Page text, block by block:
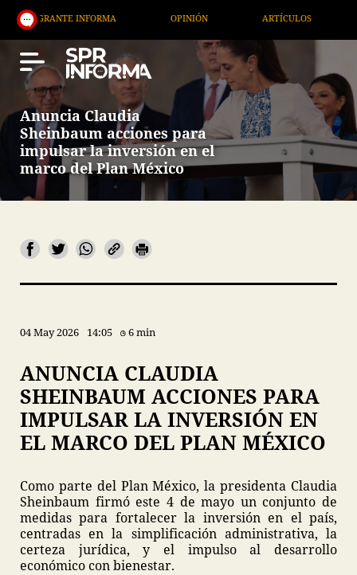
INFORMA OPINIÓN ARTÍCULOS ARTE /
Anuncia Claudia
Sheinbaum acciones para
impulsar la inversión en el
marco del Plan México
04 May 2026 14:05 6 min
ANUNCIA CLAUDIA
SHEINBAUM ACCIONES PARA
IMPULSAR LA INVERSIÓN EN
EL MARCO DEL PLAN MÉXICO
Como parte del Plan México, la presidenta Claudia
Sheinbaum firmó este 4 de mayo un conjunto de
medidas para fortalecer la inversión en el país,
centradas en la simplificación administrativa, la
certeza jurídica, y el impulso al desarrollo
económico con bienestar.